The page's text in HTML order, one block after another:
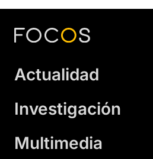
Actualidad
Investigación
Multimedia